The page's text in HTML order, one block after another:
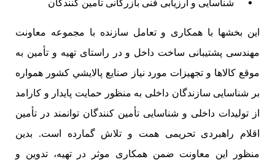
شناسایی و ارزیابی فنی بازرگانی تأمین کنندگان
این بخشها با همکاری و تعامل سازنده با مجموعه معاونت
مهندسی پشتیبانی ساخت داخل و در راستای تهيه و تأمين به
موقع كالاها و تجهیزات مورد نياز صنايع پالايشي کشور همواره
بر شناسایی سازندگان داخلی به منظور حمایت پایدار و کارامد
از تولیدات داخلی و شناسایی تأمین کنندگان توانمند در تأمین
اقلام راهبردی تحریمی همت و تلاش گمارده است. بدین
منظور این معاونت ضمن همکاری موثر در تهیه، تدوین و